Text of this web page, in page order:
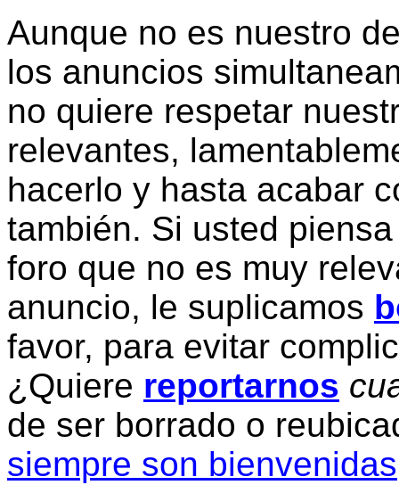
Aunque no es nuestro
los anuncios
no quiere respetar
relevantes,
hacerlo y hasta acabar
también. Si usted
foro que no es muy
anuncio, le suplicamos
favor, para evitar
¿Quiere reportarnos
de ser borrado o
siempre son bienvenidas